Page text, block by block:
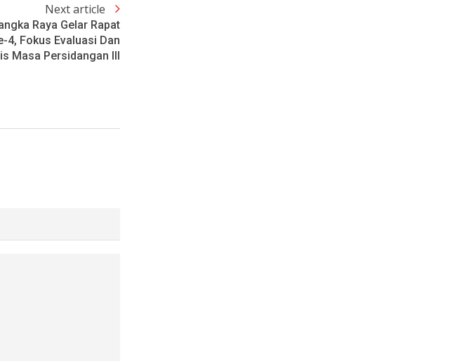
Next article
Raya Gelar Rapat
4, Fokus Evaluasi Dan
Masa Persidangan III